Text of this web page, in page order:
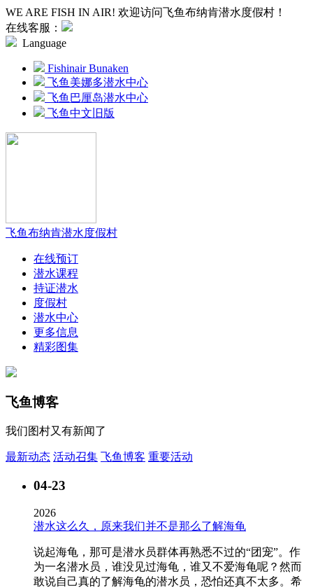
WE ARE FISH IN AIR! 欢迎访问飞鱼布纳肯潜水度假村！
在线客服：
Language
Fishinair Bunaken
飞鱼美娜多潜水中心
飞鱼巴厘岛潜水中心
飞鱼中文旧版
飞鱼布纳肯潜水度假村
在线预订
潜水课程
持证潜水
度假村
潜水中心
更多信息
精彩图集
飞鱼博客
我们图村又有新闻了
最新动态 活动召集 飞鱼博客 重要活动
04-23
2026
潜水这么久，原来我们并不是那么了解海龟
说起海龟，那可是潜水员群体再熟悉不过的“团宠”。作
为一名潜水员，谁没见过海龟，谁又不爱海龟呢？然而
敢说自己真的了解海龟的潜水员，恐怕还真不太多。希